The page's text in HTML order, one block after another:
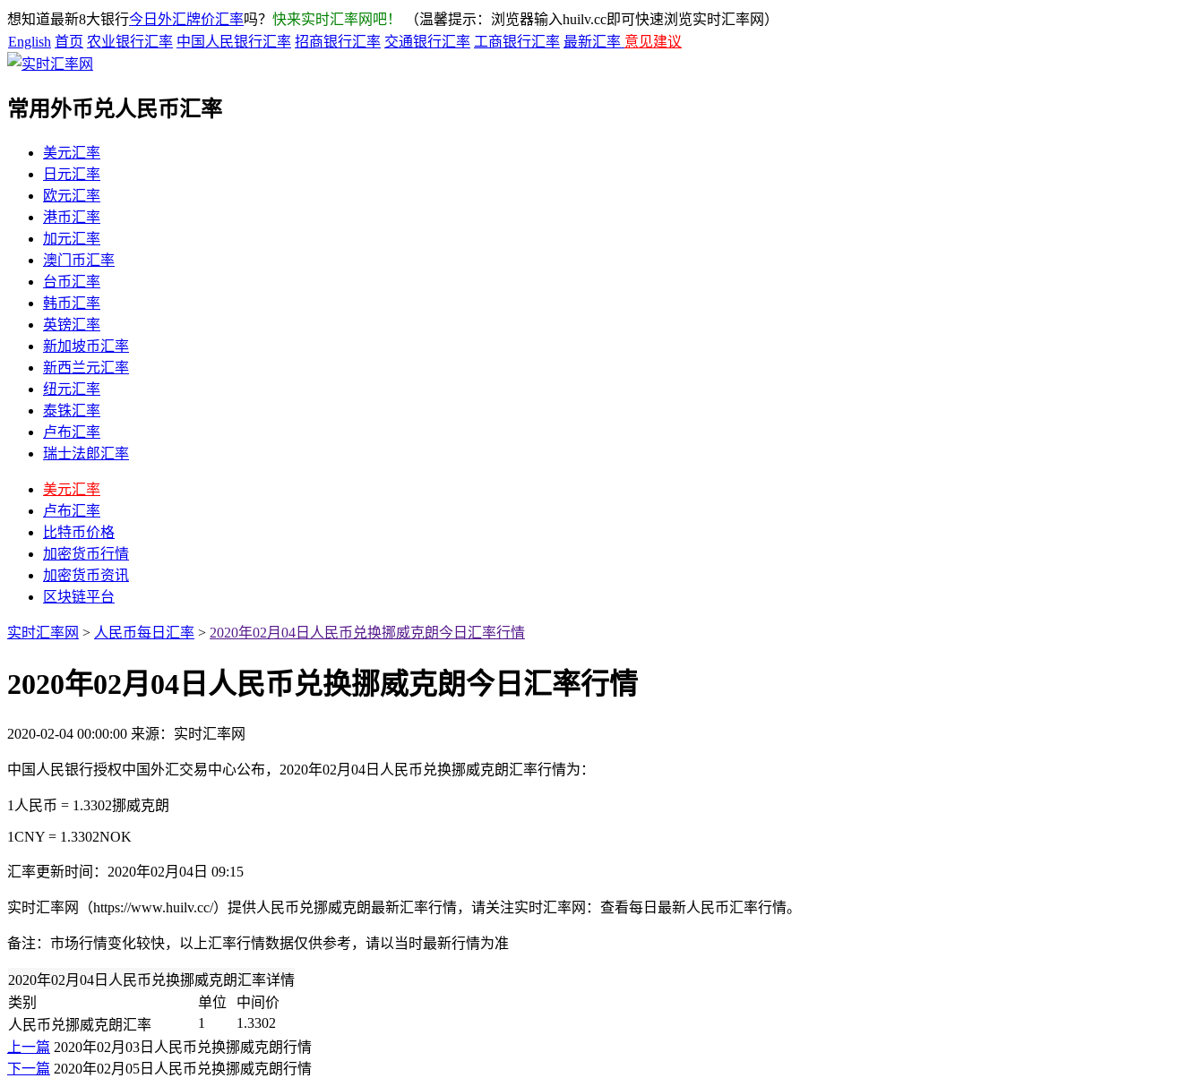
想知道最新8大银行今日外汇牌价汇率吗？ 快来实时汇率网吧！
（温馨提示：浏览器输入huilv.cc即可快速浏览实时汇率网）
English 首页 农业银行汇率 中国人民银行汇率 招商银行汇率 交通银行汇率 工商银行汇率 最新汇率 意见建议
常用外币兑人民币汇率
美元汇率
日元汇率
欧元汇率
港币汇率
加元汇率
澳门币汇率
台币汇率
韩币汇率
英镑汇率
新加坡币汇率
新西兰元汇率
纽元汇率
泰铢汇率
卢布汇率
瑞士法郎汇率
美元汇率
卢布汇率
比特币价格
加密货币行情
加密货币资讯
区块链平台
实时汇率网 > 人民币每日汇率 > 2020年02月04日人民币兑换挪威克朗今日汇率行情
2020年02月04日人民币兑换挪威克朗今日汇率行情
2020-02-04 00:00:00 来源：实时汇率网
中国人民银行授权中国外汇交易中心公布，2020年02月04日人民币兑换挪威克朗汇率行情为：
1人民币 = 1.3302挪威克朗
1CNY = 1.3302NOK
汇率更新时间：2020年02月04日 09:15
实时汇率网（https://www.huilv.cc/）提供人民币兑挪威克朗最新汇率行情，请关注实时汇率网：查看每日最新人民币汇率行情。
备注：市场行情变化较快，以上汇率行情数据仅供参考，请以当时最新行情为准
2020年02月04日人民币兑换挪威克朗汇率详情
类别
单位
中间价
人民币兑挪威克朗汇率
1
1.3302
上一篇 2020年02月03日人民币兑换挪威克朗行情
下一篇 2020年02月05日人民币兑换挪威克朗行情